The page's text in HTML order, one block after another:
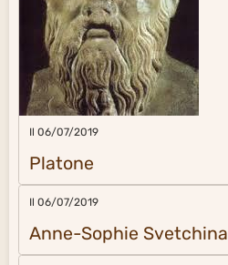
Il 06/07/2019
Platone
Il 06/07/2019
Anne-Sophie Svetchina